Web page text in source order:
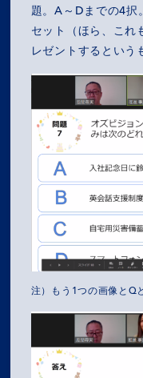
NEWS
OZ
PRIVACY POLICY
題。A～Dまでの4択
セット（ほら、これ
レゼントするという
注）もう1つの画像とQ